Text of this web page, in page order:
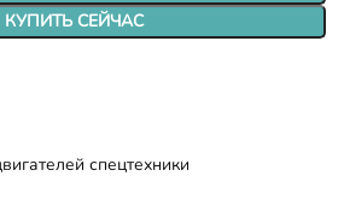
КУПИТЬ СЕЙЧАС
спецтехники